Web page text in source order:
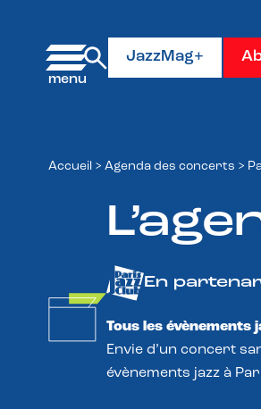
JazzMag+
Accueil > Agenda des concerts >
En
Tous les évènements
Envie d’un concert
évènements jazz à